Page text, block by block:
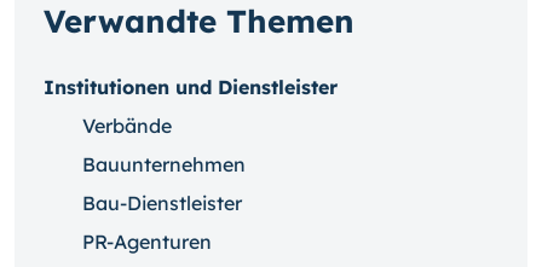
Verwandte Themen
Institutionen und Dienstleister
Verbände
Bauunternehmen
Bau-Dienstleister
PR-Agenturen